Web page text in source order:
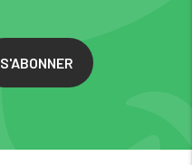
S'ABONNER